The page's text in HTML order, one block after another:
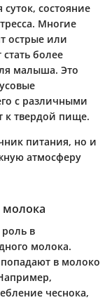
состояние
Многие
острые или
более
малыша. Это
с различными
к твердой пище.
питания, но и
атмосферу
молока
в
молока.
в молоко
чеснока,